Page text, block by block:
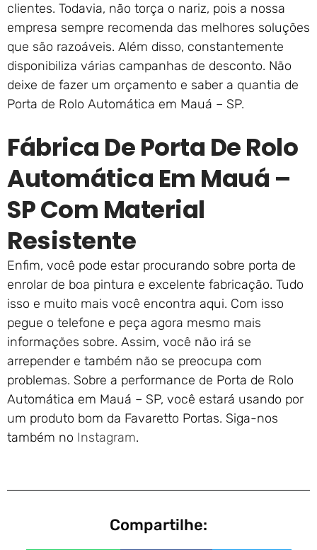
clientes. Todavia, não torça o nariz, pois a nossa
empresa sempre recomenda das melhores soluções
que são razoáveis. Além disso, constantemente
disponibiliza várias campanhas de desconto. Não
deixe de fazer um orçamento e saber a quantia de
Porta de Rolo Automática em Mauá – SP.
Fábrica De Porta De Rolo
Automática Em Mauá –
SP Com Material
Resistente
Enfim, você pode estar procurando sobre porta de
enrolar de boa pintura e excelente fabricação. Tudo
isso e muito mais você encontra aqui. Com isso
pegue o telefone e peça agora mesmo mais
informações sobre. Assim, você não irá se
arrepender e também não se preocupa com
problemas. Sobre a performance de Porta de Rolo
Automática em Mauá – SP, você estará usando por
um produto bom da Favaretto Portas. Siga-nos
também no Instagram.
Compartilhe: